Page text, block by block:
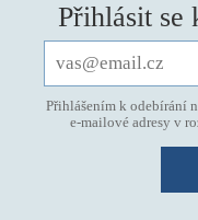
Přihlásit se
Přihlášením k odebírání
e-mailové adresy v